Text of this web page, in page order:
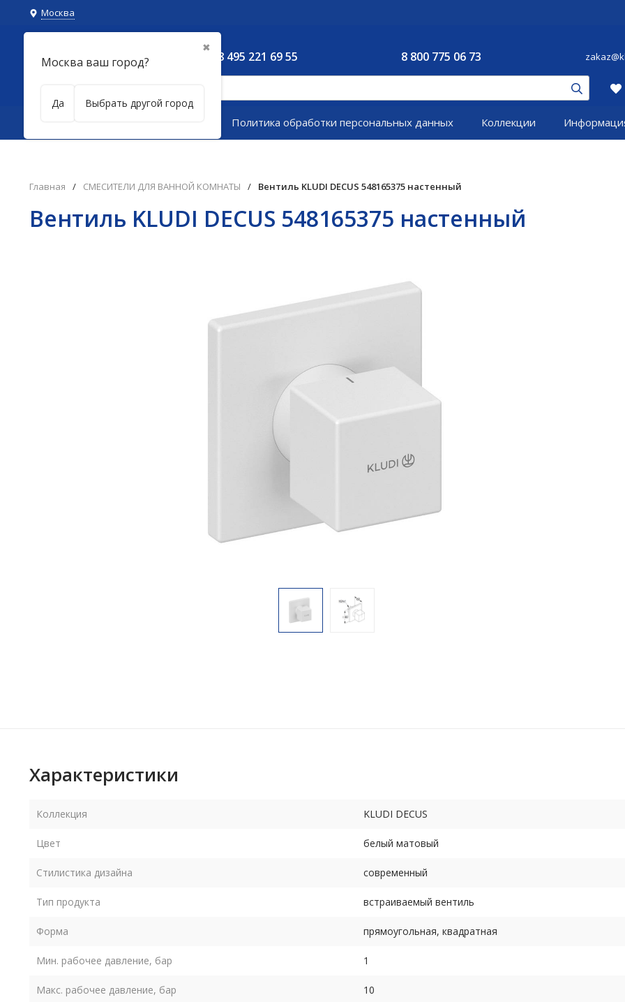
Москва
✖
Москва ваш город?
Да Выбрать другой город
8 495 221 69 55 8 800 775 06 73
Каталог товаров Политика обработки персональных данных Коллекции
Главная / СМЕСИТЕЛИ ДЛЯ ВАННОЙ КОМНАТЫ / Вентиль KLUDI DECUS 548165375 настенный
Вентиль KLUDI DECUS 548165375 настенный
Характеристики
Коллекция KLUDI DECUS
Цвет белый матовый
Стилистика дизайна современный
Тип продукта встраиваемый вентиль
Форма прямоугольная, квадратная
Мин. рабочее давление, бар 1
Макс. рабочее давление, бар 10